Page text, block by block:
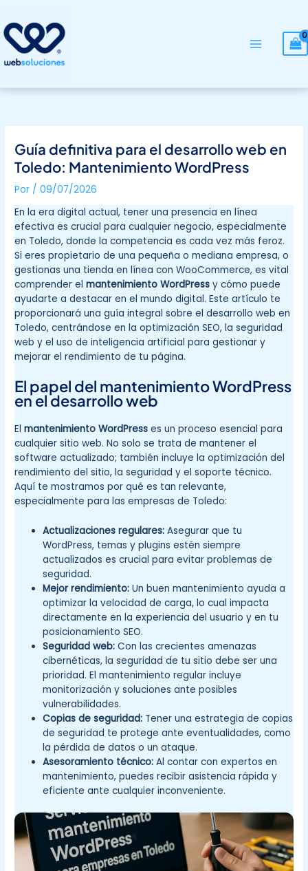
contenido
Guía definitiva para el desarrollo web en
Toledo: Mantenimiento WordPress
Por /09/07/2026
En la era digital actual, tener una presencia en línea
efectiva es crucial para cualquier negocio, especialmente
en Toledo, donde la competencia es cada vez más feroz.
Si eres propietario de una pequeña o mediana empresa, o
gestionas una tienda en línea con WooCommerce, es vital
comprender elmantenimiento WordPress y cómo puede
ayudarte a destacar en el mundo digital. Este artículo te
proporcionará una guía integral sobre el desarrollo web en
Toledo, centrándose en la optimización SEO, la seguridad
web y el uso de inteligencia artificial para gestionar y
mejorar el rendimiento de tu página.
El papel del mantenimiento WordPress
en el desarrollo web
Elmantenimiento WordPress es un proceso esencial para
cualquier sitio web. No solo se trata de mantener el
software actualizado; también incluye la optimización del
rendimiento del sitio, la seguridad y el soporte técnico.
Aquí te mostramos por qué es tan relevante,
especialmente para las empresas de Toledo:
Actualizaciones regulares: Asegurar que tu
WordPress, temas y plugins estén siempre
actualizados es crucial para evitar problemas de
seguridad.
Mejor rendimiento: Un buen mantenimiento ayuda a
optimizar la velocidad de carga, lo cual impacta
directamente en la experiencia del usuario y en tu
posicionamiento SEO.
Seguridad web: Con las crecientes amenazas
cibernéticas, la seguridad de tu sitio debe ser una
prioridad. El mantenimiento regular incluye
monitorización y soluciones ante posibles
vulnerabilidades.
Copias de seguridad: Tener una estrategia de copias
de seguridad te protege ante eventualidades, como
la pérdida de datos o un ataque.
Asesoramiento técnico: Al contar con expertos en
mantenimiento, puedes recibir asistencia rápida y
eficiente ante cualquier inconveniente.